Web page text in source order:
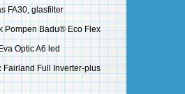
FA30, glasfilter
Pompen Badu® Eco Flex
Eva Optic A6 led
Fairland Full Inverter-plus